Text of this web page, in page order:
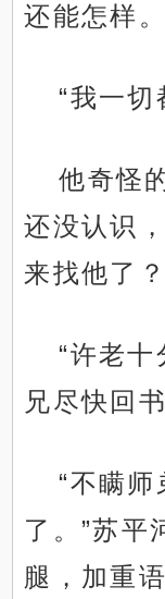
还能怎样。
“我一切
他奇怪
还没认识
来找他了？
“许老
兄尽快回
“不瞒
了。”苏平
腿，加重